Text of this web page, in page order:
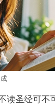
读圣经可不